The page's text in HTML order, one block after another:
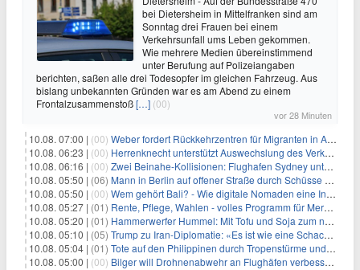
bei Dietersheim in Mittelfranken sind am
Sonntag drei Frauen bei einem
Verkehrsunfall ums Leben gekommen.
Wie mehrere Medien übereinstimmend
unter Berufung auf Polizeiangaben
berichten, saßen alle drei Todesopfer im gleichen Fahrzeug. Aus
bislang unbekannten Gründen war es am Abend zu einem
Frontalzusammenstoß[…] (00)
vor 28 Minuten
10.08. 07:00 | (00) Weber fordert Rückkehrzentren für Migranten in Afrika
10.08. 06:23 | (00) Herrenknecht unterstützt Auswechslung des Verkehrsministers
10.08. 06:16 | (00) Zwei Beinahe-Kollisionen: Flughafen Sydney unter Druck
10.08. 05:50 | (06) Mann in Berlin auf offener Straße durch Schüsse getötet
10.08. 05:50 | (00) Wem gehört Bali? - Wie digitale Nomaden eine Insel verändern
10.08. 05:27 | (01) Rente, Pflege, Wahlen - volles Programm für Merz im Herbst
10.08. 05:20 | (01) Hammerwerfer Hummel: Mit Tofu und Soja zum nächsten Coup?
10.08. 05:10 | (05) Trump zu Iran-Diplomatie: «Es ist wie eine Schachpartie»
10.08. 05:04 | (01) Tote auf den Philippinen durch Tropenstürme und Monsun
10.08. 05:00 | (00) Bilger will Drohnenabwehr an Flughäfen verbessern